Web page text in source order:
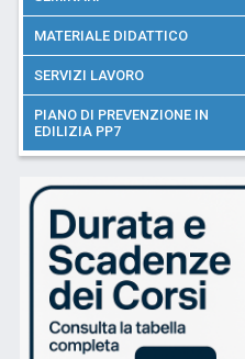
MATERIALE DIDATTICO
SERVIZI LAVORO
PIANO DI PREVENZIONE IN
EDILIZIA PP7